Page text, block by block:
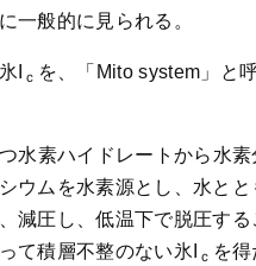
一般的に見られる。
I ｃ を、「Mito system」と
水素ハイドレートから水
ウムを水素源とし、水と
減圧し、低温下で脱圧す
て積層不整のない氷I ｃ を得